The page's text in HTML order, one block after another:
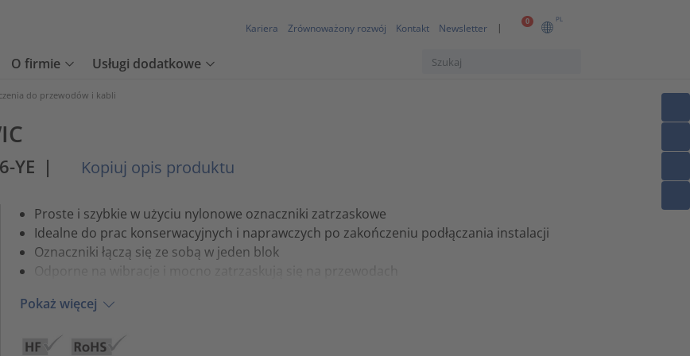
0 PL
Kariera Zrównoważony rozwój Kontakt Newsletter
O firmie Usługi dodatkowe
do przewodów i kabli
YE | Kopiuj opis produktu
Proste i szybkie w użyciu nylonowe oznaczniki zatrzaskowe
Idealne do prac konserwacyjnych i naprawczych po zakończeniu podłączania instalacji
Oznaczniki łączą się ze sobą w jeden blok
Odporne na wibracje i mocno zatrzaskują się na przewodach
Pokaż więcej